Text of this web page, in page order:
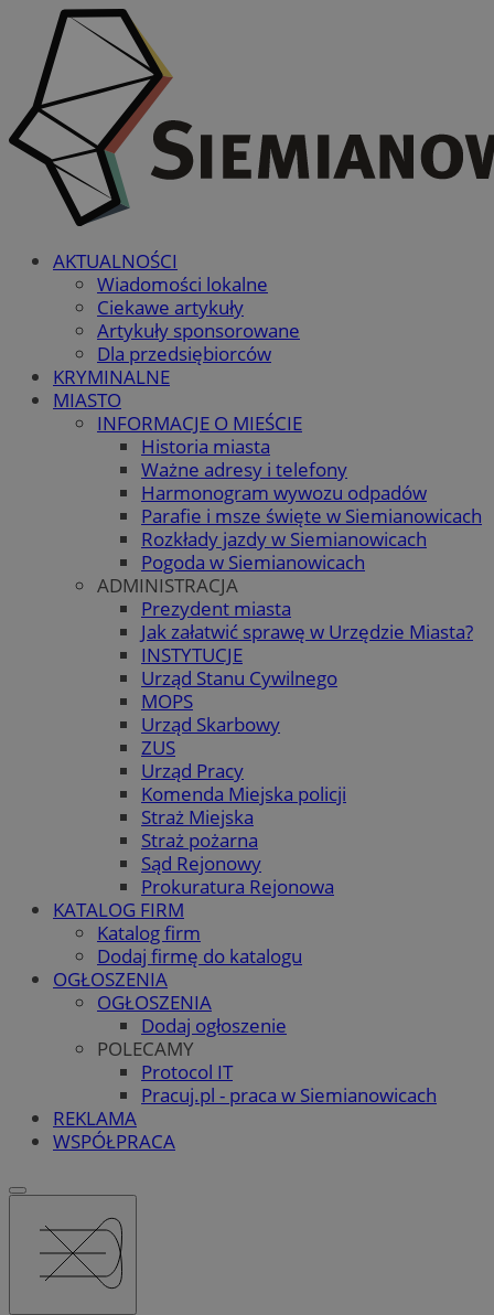
AKTUALNOŚCI
Wiadomości lokalne
Ciekawe artykuły
Artykuły sponsorowane
Dla przedsiębiorców
KRYMINALNE
MIASTO
INFORMACJE O MIEŚCIE
Historia miasta
Ważne adresy i telefony
Harmonogram wywozu odpadów
Parafie i msze święte w Siemianowicach
Rozkłady jazdy w Siemianowicach
Pogoda w Siemianowicach
ADMINISTRACJA
Prezydent miasta
Jak załatwić sprawę w Urzędzie Miasta?
INSTYTUCJE
Urząd Stanu Cywilnego
MOPS
Urząd Skarbowy
ZUS
Urząd Pracy
Komenda Miejska policji
Straż Miejska
Straż pożarna
Sąd Rejonowy
Prokuratura Rejonowa
KATALOG FIRM
Katalog firm
Dodaj firmę do katalogu
OGŁOSZENIA
OGŁOSZENIA
Dodaj ogłoszenie
POLECAMY
Protocol IT
Pracuj.pl - praca w Siemianowicach
REKLAMA
WSPÓŁPRACA